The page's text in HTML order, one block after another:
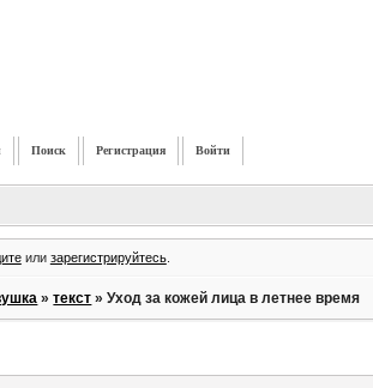
Поиск Регистрация Войти
или зарегистрируйтесь.
»текст »Уход за кожей лица в летнее время